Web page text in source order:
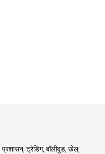
प्रशासन, ट्रेडिंग, बॉलीवुड, खेल,